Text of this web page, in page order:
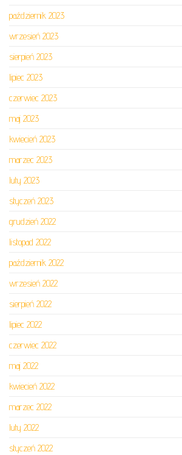
październik 2023
wrzesień 2023
sierpień 2023
lipiec 2023
czerwiec 2023
maj 2023
kwiecień 2023
marzec 2023
luty 2023
styczeń 2023
grudzień 2022
listopad 2022
październik 2022
wrzesień 2022
sierpień 2022
lipiec 2022
czerwiec 2022
maj 2022
kwiecień 2022
marzec 2022
luty 2022
styczeń 2022